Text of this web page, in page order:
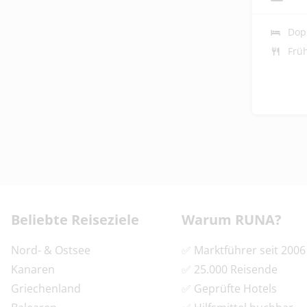
Footer navigation
Beliebte Reiseziele
Nord- & Ostsee
Kanaren
Griechenland
Warum RUNA?
✅ Marktführer seit 2006
✅ 25.000 Reisende
✅ Geprüfte Hotels